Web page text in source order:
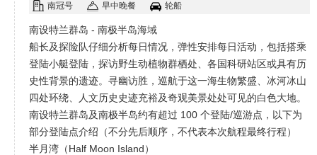
南冠号 早中晚餐 轮船
南设特兰群岛 - 南极半岛海域
船长及探险队仔细分析每日情况，弹性安排每日活动，包括搭乘
登陆小艇登陆，探访野生动植物群栖处、各国科研站区或具有历
史性背景的遗迹。寻幽访胜，巡航于这一海生物繁盛、冰河冰山
四处环绕、人文历史史迹充裕及奇观美景处处可见的白色大地。
南设特兰群岛及南极半岛约有超过 100 个登陆/巡游点，以下为
部分登陆点介绍（不分先后顺序，不代表本次航程最终行程）
半月湾（Half Moon Island）